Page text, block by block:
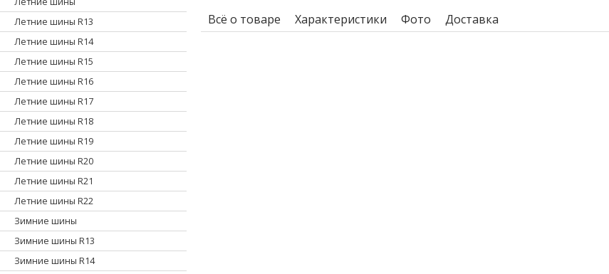
Летние шины R13
Летние шины R14
Летние шины R15
Летние шины R16
Летние шины R17
Летние шины R18
Летние шины R19
Летние шины R20
Летние шины R21
Летние шины R22
Зимние шины
Зимние шины R13
Зимние шины R14
Всё о товаре Характеристики Фото Доставка